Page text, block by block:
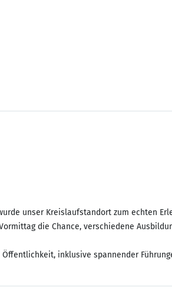
unser Kreislaufstandort zum echten
die Chance, verschiedene
inklusive spannender